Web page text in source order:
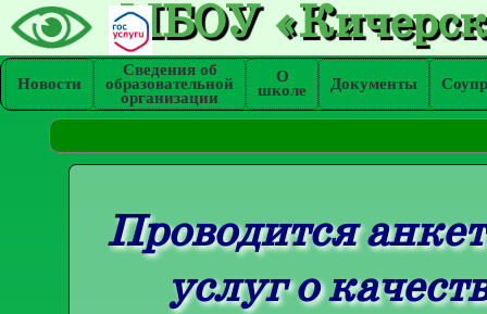
МБОУ
Новости
Сведения об
образовательной
организации
О
школе
Документы